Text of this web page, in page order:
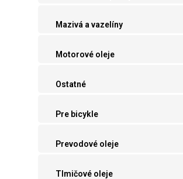
Mazivá a vazelíny
Motorové oleje
Ostatné
Pre bicykle
Prevodové oleje
Tlmičové oleje